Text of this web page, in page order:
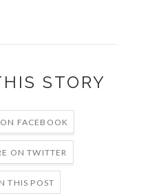
STORY
FACEBOOK
ON TWITTER
THIS POST